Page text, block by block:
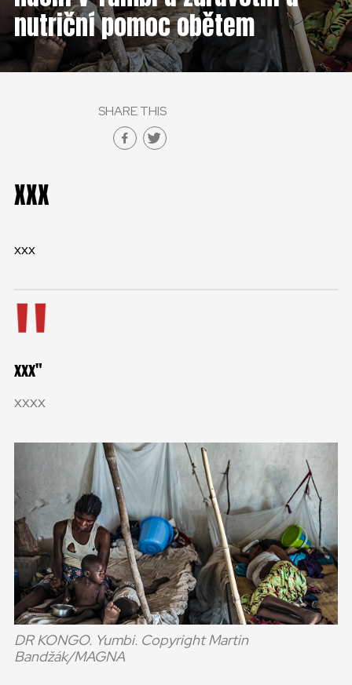
ČESKÁ REPUBLIKA
GLOBAL
ČESKÁ REPUBLIKA
nutriční pomoc obětem
SHARE THIS
XXX
xxx
xxx
xxxx
DR KONGO. Yumbi. Copyright Martin
Bandžák/MAGNA